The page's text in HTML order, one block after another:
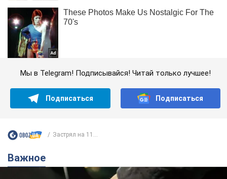
Мы в Telegram! Подписывайся! Читай только лучшее!
Подписаться Подписаться
Застрял на 11...
Важное